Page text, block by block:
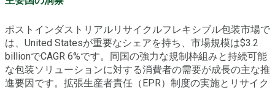
ポストインダストリアルリサイクルフレキシブル包装市場で
は、United Statesが重要なシェアを持ち、市場規模は$3.2
billionでCAGR 6%です。同国の強力な規制枠組みと持続可能
な包装ソリューションに対する消費者の需要が成長の主な推
進要因です。拡張生産者責任（EPR）制度の実施とリサイク